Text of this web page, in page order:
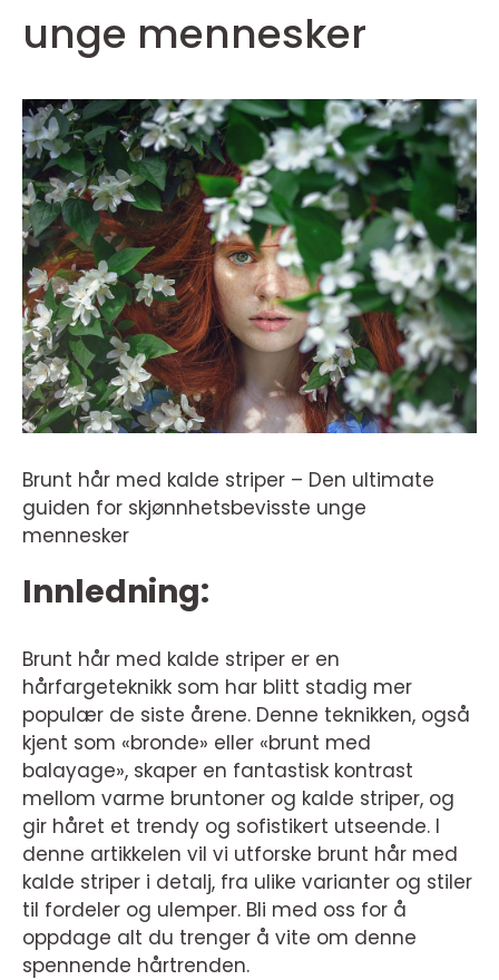
unge mennesker
Brunt hår med kalde striper – Den ultimate
guiden for skjønnhetsbevisste unge
mennesker
Innledning:
Brunt hår med kalde striper er en
hårfargeteknikk som har blitt stadig mer
populær de siste årene. Denne teknikken, også
kjent som «bronde» eller «brunt med
balayage», skaper en fantastisk kontrast
mellom varme bruntoner og kalde striper, og
gir håret et trendy og sofistikert utseende. I
denne artikkelen vil vi utforske brunt hår med
kalde striper i detalj, fra ulike varianter og stiler
til fordeler og ulemper. Bli med oss for å
oppdage alt du trenger å vite om denne
spennende hårtrenden.